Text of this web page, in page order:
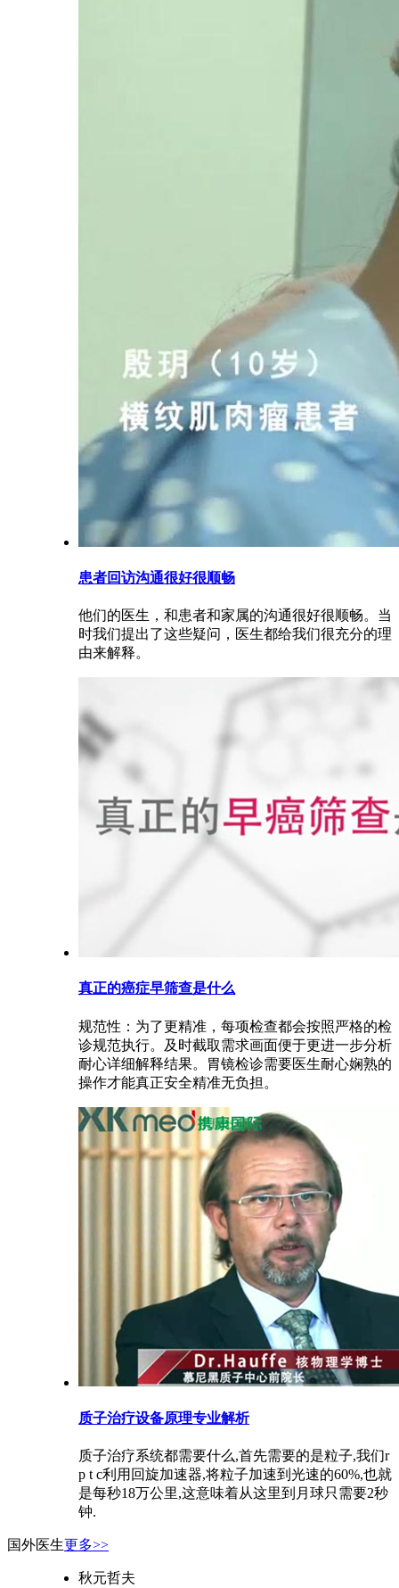
患者回访沟通很好很顺畅
他们的医生，和患者和家属的沟通很好很顺畅。当
时我们提出了这些疑问，医生都给我们很充分的理
由来解释。
真正的癌症早筛查是什么
规范性：为了更精准，每项检查都会按照严格的检
诊规范执行。及时截取需求画面便于更进一步分析
耐心详细解释结果。胃镜检诊需要医生耐心娴熟的
操作才能真正安全精准无负担。
质子治疗设备原理专业解析
质子治疗系统都需要什么,首先需要的是粒子,我们r
p t c利用回旋加速器,将粒子加速到光速的60%,也就
是每秒18万公里,这意味着从这里到月球只需要2秒
钟.
国外医生更多>>
秋元哲夫